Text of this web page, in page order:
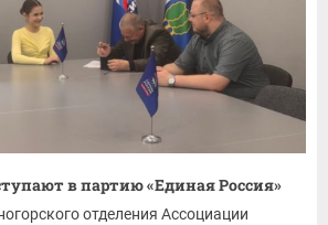
в партию «Единая Россия»
отделения Ассоциации